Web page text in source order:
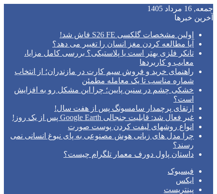
جمعه, 16 مرداد 1405
آخرین خبرها
اولین مشخصات گلکسی S26 FE فاش شد!
آیا مطالعه کردن مغز انسان را تغییر می‌ دهد؟
تانکر فلزی بهتر است یا پلاستیکی؟ بررسی کامل مزایا،
معایب و کاربردها
راهنمای خرید و فروش سیم کارت در مازندران؛ از انتخاب
شماره مناسب تا یک معامله مطمئن
خشکی چشم در سنین پایین؛ چرا این مشکل رو به افزایش
است؟
ارتقای پرچمدار سامسونگ پس از هفت سال!
غیر فعال شد: قابلیت جنجالی Google Earth پس از یک روز!
انواع روشهای لیفت کردن پوست صورت
چرا مدل‌ های زبانی هوش مصنوعی به پای نبوغ انسانی نمی‌
رسند؟
داستان پاول دورف معمار تلگرام چیست؟
فیسبوک
ایکس
پینتریست